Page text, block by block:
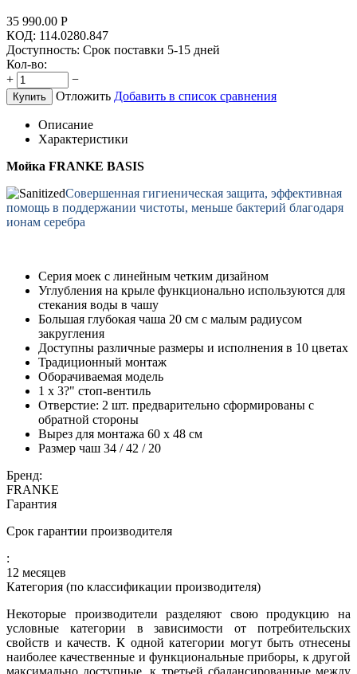
35 990.00 Р
КОД: 114.0280.847
Доступность: Срок поставки 5-15 дней
Кол-во:
+
−
Купить Отложить Добавить в список сравнения
Описание
Характеристики
Мойка FRANKE BASIS
Cовершенная гигиеническая защита, эффективная
помощь в поддержании чистоты, меньше бактерий благодаря
ионам серебра
Cерия моек c линейным четким дизайном
Углубления на крыле функционально используются для
стекания воды в чашу
Большая глубокая чаша 20 см с малым радиусом
закругления
Доступны различные размеры и исполнения в 10 цветах
Традиционный монтаж
Оборачиваемая модель
1 х 3?" стоп-вентиль
Отверстие: 2 шт. предварительно сформированы с
обратной стороны
Вырез для монтажа 60 х 48 см
Размер чаш 34 / 42 / 20
Бренд:
FRANKE
Гарантия
Срок гарантии производителя
:
12 месяцев
Категория (по классификации производителя)
Некоторые производители разделяют свою продукцию на
условные категории в зависимости от потребительских
свойств и качеств. К одной категории могут быть отнесены
наиболее качественные и функциональные приборы, к другой
максимально доступные, к третьей сбалансированные между